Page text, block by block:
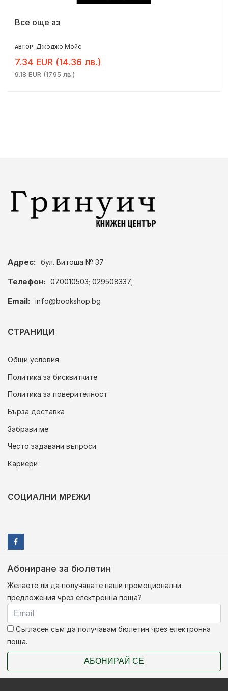
Все още аз
АВТОР: Джоджо Мойс
7.34 EUR (14.36 лв.)
9.18 EUR (17.95 лв.)
Адрес: бул. Витоша № 37
Телефон: 070010503; 029508337;
Email: info@bookshop.bg
СТРАНИЦИ
Общи условия
Политика за бисквитките
Политика за поверителност
Бърза доставка
Забрави ме
Често задавани въпроси
Кариери
СОЦИАЛНИ МРЕЖИ
Абониране за бюлетин
Желаете ли да получавате наши промоционални
предложения чрез електронна поща?
Съгласен съм да получавам бюлетин чрез електронна
поща.
АБОНИРАЙ СЕ